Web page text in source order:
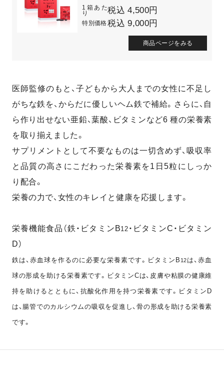
1箱あた
り 税込 4,500円
特別価格税込 9,000円
商品ページをみる
医師監修のもと、子どもから大人までの女性に不足し
がちな鉄を、からだに優しいヘム鉄で補給。さらに、自
ら作り出せない亜鉛、葉酸、ビタミンなど6 種の栄養素
を取り揃えました。
サプリメントとして不要なものは一切含めず、吸収率
と品質の高さにこだわった栄養素を1日5粒にしっか
り配合。
栄養の力で、女性のキレイと健康を応援します。
栄養機能食品（鉄・ビタミンB12 ・ビタミンC・ビタミン
D）
鉄は、赤血球を作るのに必要な栄養素です。ビタミンB 12は、赤血
球の形成を助ける栄養素です。ビタミンCは、皮膚や粘膜の健康維
持を助けるとともに、抗酸化作用を持つ栄養素です。ビタミンD
は、腸管でのカルシウムの吸収を促進し、骨の形成を助ける栄養素
です。